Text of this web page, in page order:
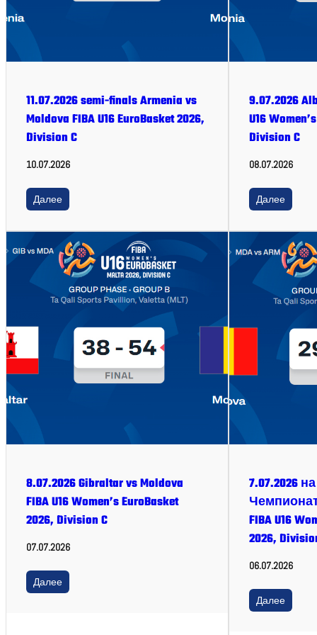
11.07.2026 semi-finals Armenia vs
Moldova FIBA U16 EuroBasket 2026,
Division C
10.07.2026
Далее
9.07.2026
U16
Division C
08.07.2026
Далее
8.07.2026 Gibraltar vs Moldova
FIBA U16 Women’s EuroBasket
2026, Division C
07.07.2026
Далее
7.07.2026
FIBA U16
2026,
06.07.2026
Далее